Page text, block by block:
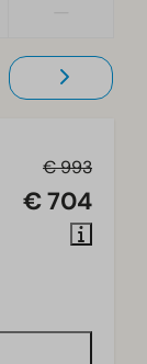
€ 993
€ 704